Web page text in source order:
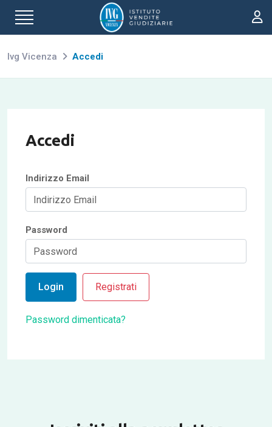
Ivg Vicenza Accedi
Accedi
Indirizzo Email
Password
Login Registrati
Password dimenticata?